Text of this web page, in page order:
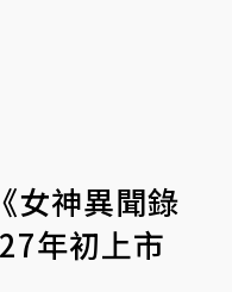
女神異聞錄
年初上市